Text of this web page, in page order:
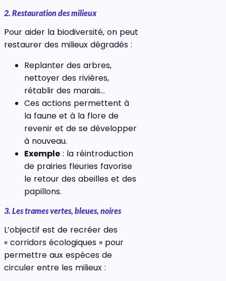
2. Restauration des milieux
Pour aider la biodiversité, on peut
restaurer des milieux dégradés :
Replanter des arbres,
nettoyer des rivières,
rétablir des marais…
Ces actions permettent à
la faune et à la flore de
revenir et de se développer
à nouveau.
Exemple : la réintroduction
de prairies fleuries favorise
le retour des abeilles et des
papillons.
3. Les trames vertes, bleues, noires
L’objectif est de recréer des
« corridors écologiques » pour
permettre aux espèces de
circuler entre les milieux :